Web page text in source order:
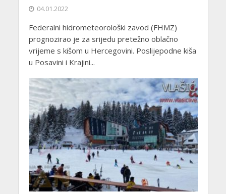
04.01.2022
Federalni hidrometeorološki zavod (FHMZ)
prognozirao je za srijedu pretežno oblačno
vrijeme s kišom u Hercegovini. Poslijepodne kiša
u Posavini i Krajini...